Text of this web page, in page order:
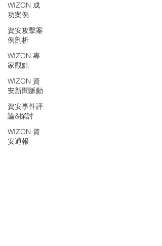
WIZON 成
功案例
資安攻擊案
例剖析
WIZON 專
家觀點
WIZON 資
安新聞脈動
資安事件評
論&探討
WIZON 資
安通報